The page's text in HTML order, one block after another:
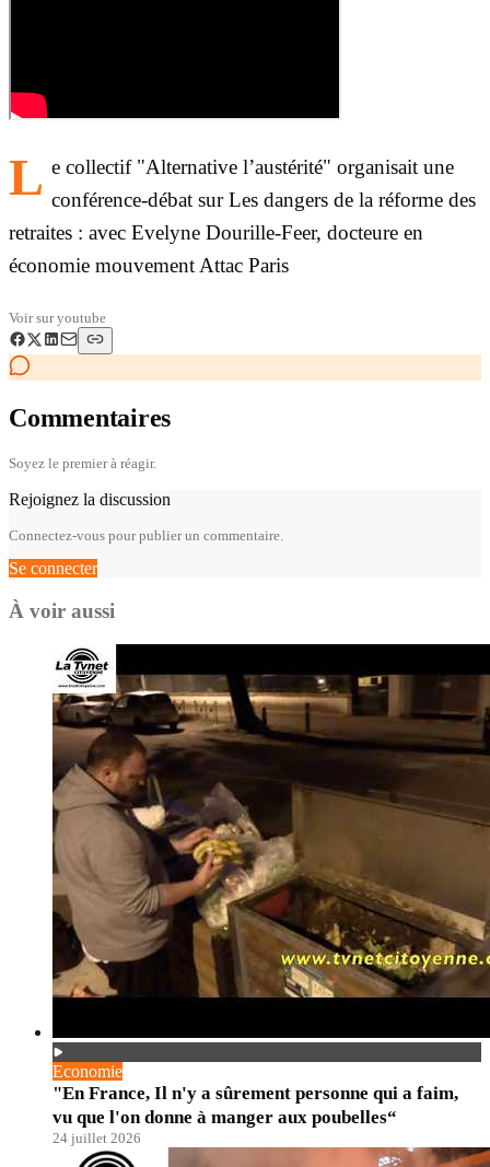
L e collectif "Alternative l’austérité" organisait une
conférence-débat sur Les dangers de la réforme des
retraites : avec Evelyne Dourille-Feer, docteure en
économie mouvement Attac Paris
Voir suryoutube
Commentaires
Soyez le premier à réagir.
Rejoignez la discussion
Connectez-vous pour publier un commentaire.
Se connecter
À voir aussi
Economie
"En France, Il n'y a sûrement personne qui a faim,
vu que l'on donne à manger aux poubelles“
24 juillet 2026